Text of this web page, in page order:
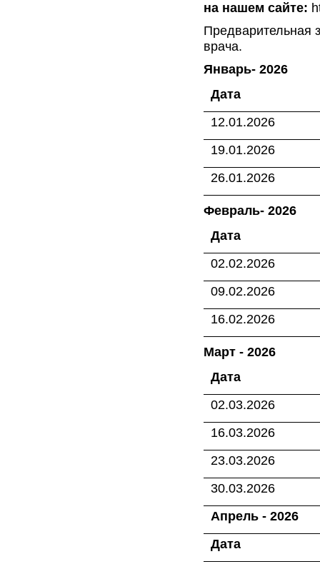
на нашем сайте:
Предварительная
врача.
Январь- 2026
Дата
12.01.2026
19.01.2026
26.01.2026
Февраль- 2026
Дата
02.02.2026
09.02.2026
16.02.2026
Март - 2026
Дата
02.03.2026
16.03.2026
23.03.2026
30.03.2026
Апрель - 2026
Дата